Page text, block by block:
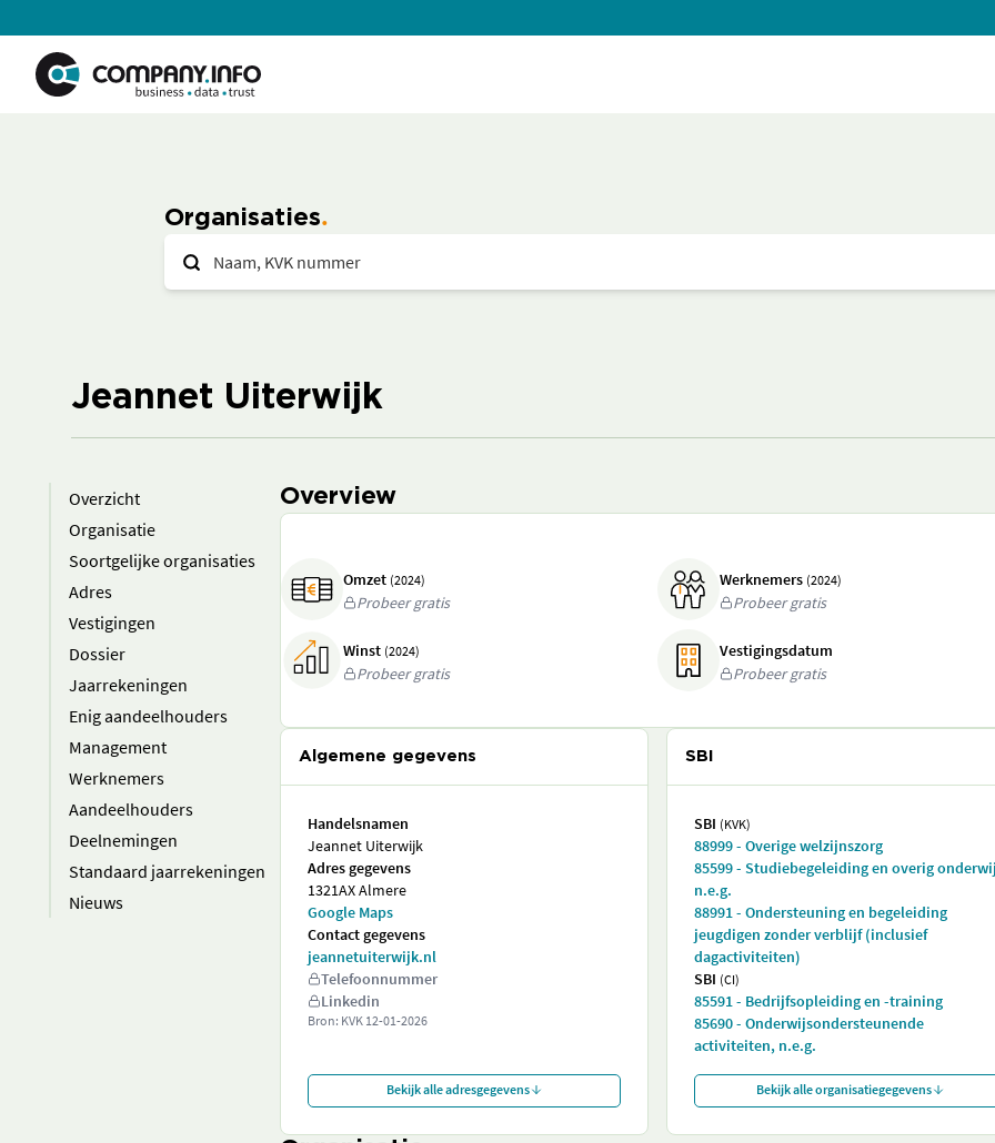
Organisaties
Jeannet Uiterwijk
Overzicht
Organisatie
Soortgelijke organisaties
Adres
Vestigingen
Dossier
Jaarrekeningen
Enig aandeelhouders
Management
Werknemers
Aandeelhouders
Deelnemingen
Standaard jaarrekeningen
Nieuws
Overview
Omzet (2024)
Probeer gratis
Werknemers (2024)
Probeer gratis
Winst (2024)
Probeer gratis
Vestigingsdatum
Probeer gratis
Algemene gegevens
Handelsnamen
Jeannet Uiterwijk
Adres gegevens
1321AX Almere
Google Maps
Contact gegevens
jeannetuiterwijk.nl
Telefoonnummer
Linkedin
Bron: KVK 12-01-2026
Bekijk alle adresgegevens
SBI
SBI (KVK)
88999 - Overige welzijnszorg
85599 - Studiebegeleiding en overig
n.e.g.
88991 - Ondersteuning en begeleiding
jeugdigen zonder verblijf (inclusief
dagactiviteiten)
SBI (CI)
85591 - Bedrijfsopleiding en -training
85690 - Onderwijsondersteunende
activiteiten, n.e.g.
Bekijk alle organisatiegegevens